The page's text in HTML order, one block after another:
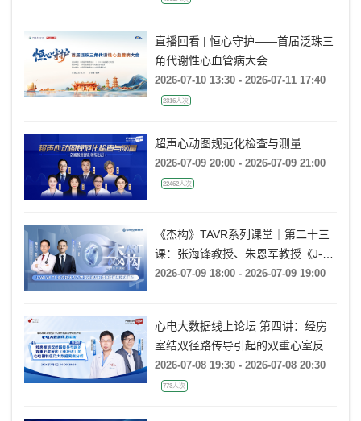
直播回看 | 恒心守护——首届泛珠三
角代谢性心血管病大会
2026-07-10 13:30 - 2026-07-11 17:40
2316人次
超声心动图规范化检查与测量
2026-07-09 20:00 - 2026-07-09 21:00
22462人次
《杰构》TAVR系列课堂｜第二十三
课：张海锋教授、朱恩军教授《J-
VALVE TF 治疗超大左心室流出道
2026-07-09 18:00 - 2026-07-09 19:00
心电大数据线上论坛 第四讲：经房
室结双径路传导引起的双重心室反应
(非折返)的心电图特征及大数据案例
分析
2026-07-08 19:30 - 2026-07-08 20:30
773人次